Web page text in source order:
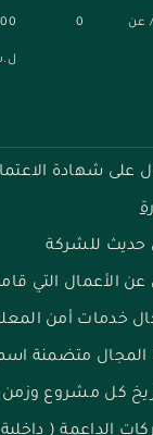
/ عن 0
شهادة
للشركة
الأعمال التي
خدمات أمن
المجال متضمنة
كل مشروع وزمن